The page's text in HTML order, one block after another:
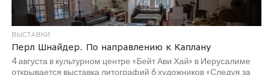
ВЫСТАВКИ
Перл Шнайдер. По направлению к Каплану
4 августа в культурном центре «Бейт Ави Хай» в Иерусалиме
открывается выставка литографий 6 художников «Следуя за